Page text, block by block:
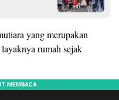
yang merupakan
rumah sejak